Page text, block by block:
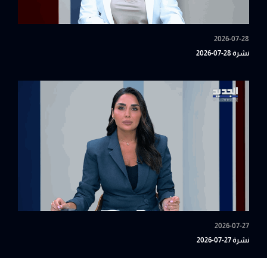
2026-07-28
نشرة 28-07-2026
2026-07-27
نشرة 27-07-2026